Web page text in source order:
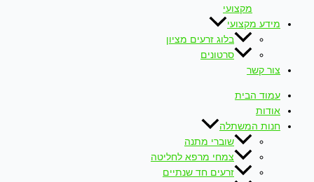
מקצועי
מידע מקצועי
בלוג זרעים מציון
סרטונים
צור קשר
עמוד הבית
אודות
חנות המשתלה
שוברי מתנה
צמחי מרפא לחליטה
זרעים חד שנתיים